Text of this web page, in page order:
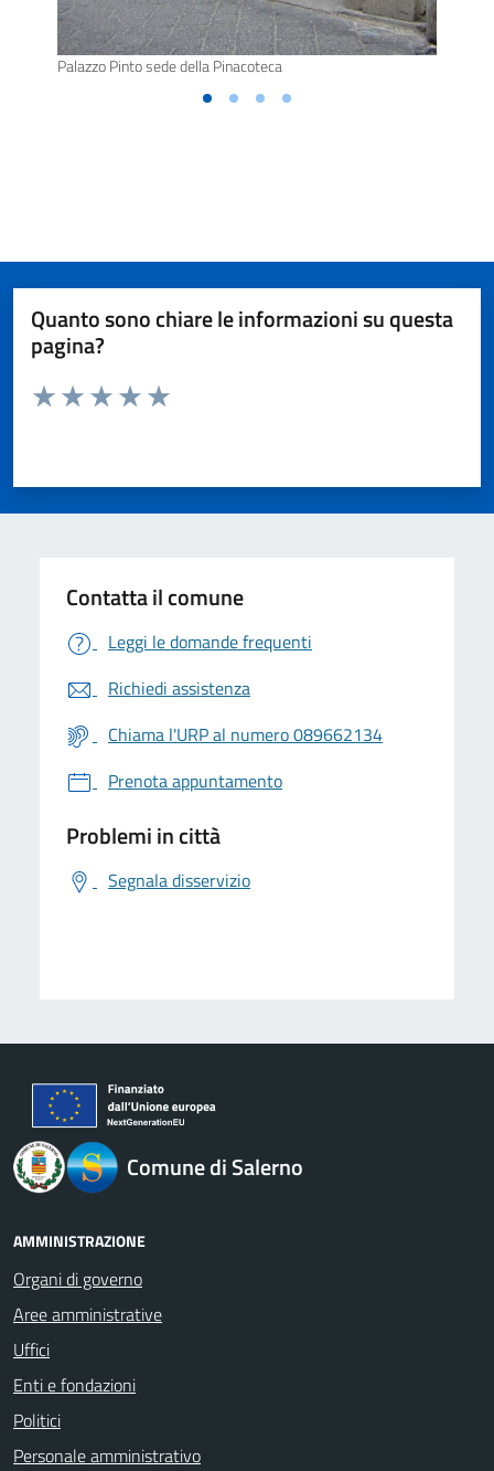
Palazzo Pinto sede della Pinacoteca
Quanto sono chiare le informazioni su questa
pagina?
Valuta da 1 a 5 stelle la pagina
Contatta il comune
Leggi le domande frequenti
Richiedi assistenza
Chiama l'URP al numero 089662134
Prenota appuntamento
Problemi in città
Segnala disservizio
logo Unione Europea
Comune di Salerno
AMMINISTRAZIONE
Organi di governo
Aree amministrative
Uffici
Enti e fondazioni
Politici
Personale amministrativo